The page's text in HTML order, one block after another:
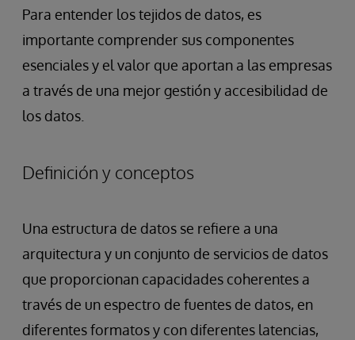
Para entender los tejidos de datos, es
importante comprender sus componentes
esenciales y el valor que aportan a las empresas
a través de una mejor gestión y accesibilidad de
los datos.
Definición y conceptos
Una estructura de datos se refiere a una
arquitectura y un conjunto de servicios de datos
que proporcionan capacidades coherentes a
través de un espectro de fuentes de datos, en
diferentes formatos y con diferentes latencias,